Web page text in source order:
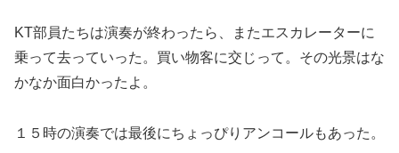
KT部員たちは演奏が終わったら、またエスカレーターに
乗って去っていった。買い物客に交じって。その光景はな
かなか面白かったよ。
１５時の演奏では最後にちょっぴりアンコールもあった。